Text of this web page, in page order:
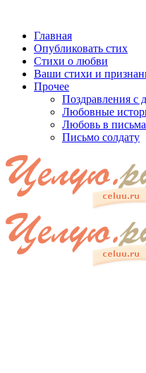
Главная
Опубликовать стих
Стихи о любви
Ваши стихи и
Прочее
Поздравления с
Любовные
Любовь в
Письмо солдату